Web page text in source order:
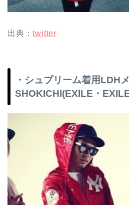
出典：twitter
・シュプリーム着用LDH
SHOKICHI(EXILE・